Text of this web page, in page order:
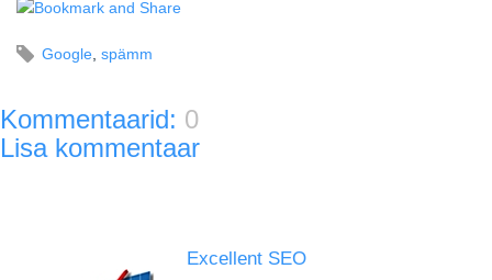
Google spämm
Kommentaarid: 0
Lisa kommentaar
Excellent SEO